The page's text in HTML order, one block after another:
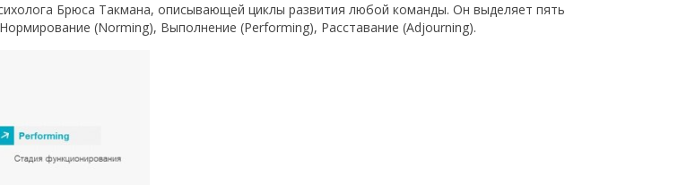
Брюса Такмана, описывающей циклы развития любой команды. Он выделяет пять
(Norming), Выполнение (Performing), Расставание (Adjourning).